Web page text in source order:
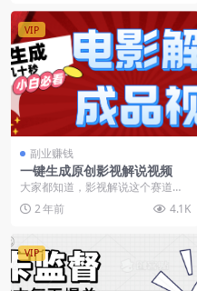
VIP
副业赚钱
一键生成原创影视解说视频
大家都知道，影视解说这个赛道在
各大平台都是非常火的赛道
2 年前 4.1K
VIP